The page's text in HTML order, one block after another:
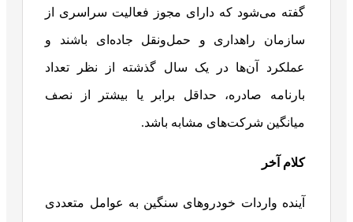
گفته می‌شود که دارای مجوز فعالیت سراسری از
سازمان راهداری و حمل‌ونقل جاده‌ای باشند و
عملکرد آن‌ها در یک سال گذشته از نظر تعداد
بارنامه صادره، حداقل برابر یا بیشتر از نصف
میانگین شرکت‌های مشابه باشد.
کلام آخر
آینده واردات خودروهای سنگین به عوامل متعددی